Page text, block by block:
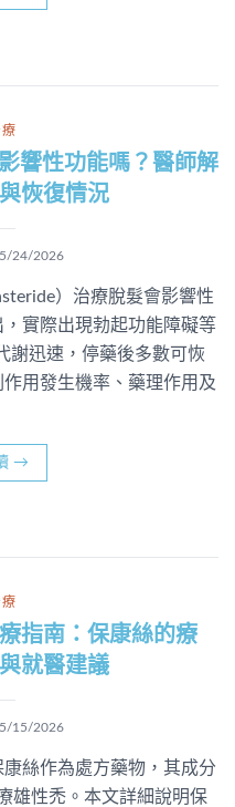
療
響性功能嗎？醫師解
恢復情況
24/2026
）治療脫髮會影響性
實際出現勃起功能障礙等
謝迅速，停藥後多數可恢
用發生機率、藥理作用及
→
療
指南：保康絲的療
就醫建議
15/2026
絲作為處方藥物，其成分
雄性禿。本文詳細說明保